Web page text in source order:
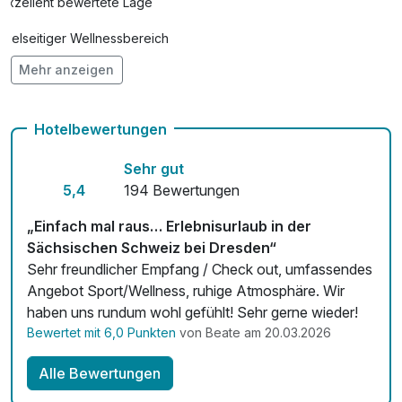
pro Tag
pro Person
Romantisch dekoriertes Zimmer
pro Zimmer
Rückenmassage 40,00 €
pro Person (25 Minuten)
Vollpension
pro Person (1 Tag/e)
Vielseitiger Wellnessbereich
Hunde im Hotel nicht erlaubt
Fitnessgeräte stehen bereit
Kostenloses W-LAN
Zimmerservice verfügbar
Mit Hotelbar
Mehr anzeigen
Hotelbewertungen
5,4
Sehr gut
194 Bewertungen
„Einfach mal raus… Erlebnisurlaub in der
Sächsischen Schweiz bei Dresden“
Sehr freundlicher Empfang / Check out, umfassendes
Angebot Sport/Wellness, ruhige Atmosphäre. Wir
haben uns rundum wohl gefühlt! Sehr gerne wieder!
Bewertet mit 6,0 Punkten von Beate am 20.03.2026
Alle Bewertungen